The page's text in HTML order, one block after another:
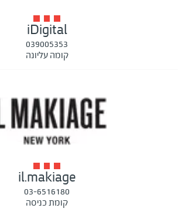
iDigital
039005353
קומה עליונה
il.makiage
03-6516180
קומת כניסה